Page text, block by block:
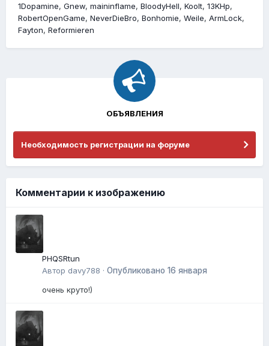
1Dopamine Gnew maininflame BloodyHell Koolt 13KHp
RobertOpenGame NeverDieBro Bonhomie Weile ArmLock
Fayton Reformieren
ОБЪЯВЛЕНИЯ
Необходимость регистрации на форуме
Комментарии к изображению
PHQSRtun
Автор davy788 · Опубликовано 16 января
очень круто!)